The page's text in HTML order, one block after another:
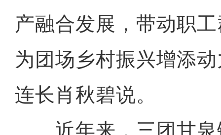
产融合发展，带动职
为团场乡村振兴增添
连长肖秋碧说。
近年来，三团甘泉